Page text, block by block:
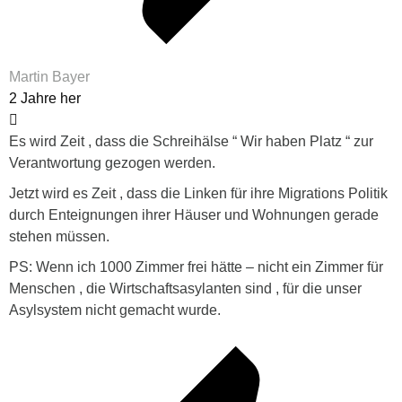
Martin Bayer
2 Jahre her
Es wird Zeit , dass die Schreihälse “ Wir haben Platz “ zur
Verantwortung gezogen werden.
Jetzt wird es Zeit , dass die Linken für ihre Migrations Politik
durch Enteignungen ihrer Häuser und Wohnungen gerade
stehen müssen.
PS: Wenn ich 1000 Zimmer frei hätte – nicht ein Zimmer für
Menschen , die Wirtschaftsasylanten sind , für die unser
Asylsystem nicht gemacht wurde.